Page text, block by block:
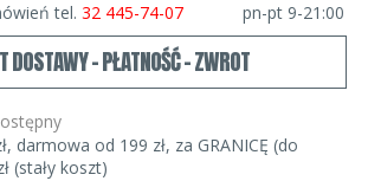
tel. 32 445-74-07 pn-pt 9-21:00
DOSTAWY - PŁATNOŚĆ - ZWROT
darmowa od 199 zł, za GRANICĘ (do
(stały koszt)